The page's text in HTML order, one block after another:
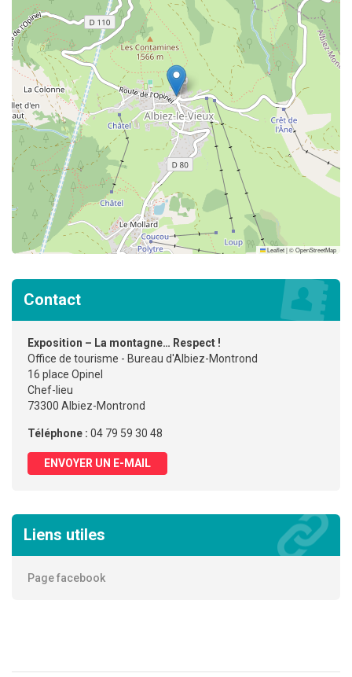
Leaflet|©OpenStreetMap
Contact
Exposition – La montagne… Respect !
Office de tourisme - Bureau d'Albiez-Montrond
16 place Opinel
Chef-lieu
73300 Albiez-Montrond
Téléphone : 04 79 59 30 48
ENVOYER UN E-MAIL
Liens utiles
Page facebook